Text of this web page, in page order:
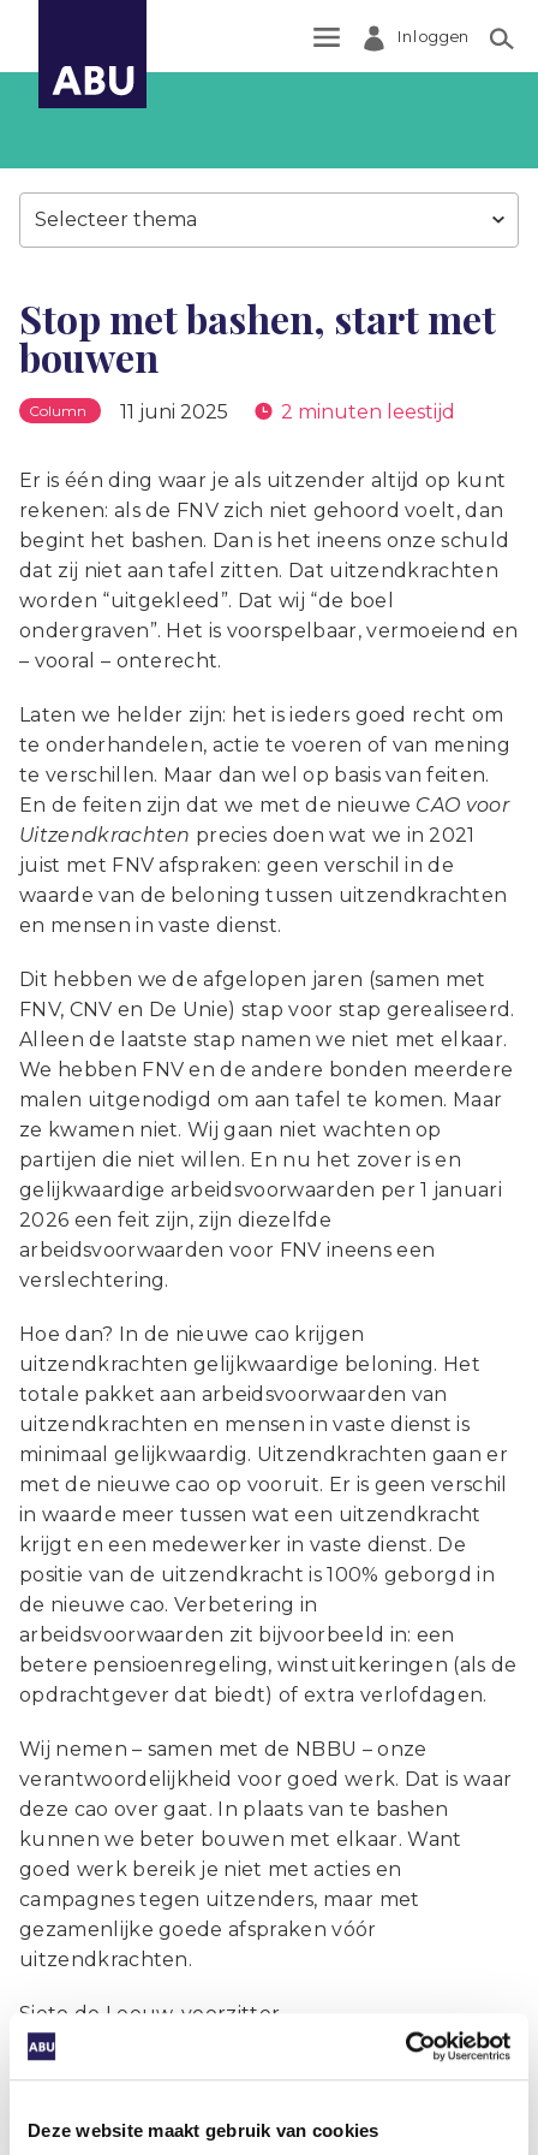
Deze website maakt gebruik van cookies
Inloggen
Selecteer thema
Stop met bashen, start met
bouwen
Column 11 juni 2025 2 minuten leestijd
Er is één ding waar je als uitzender altijd op kunt
rekenen: als de FNV zich niet gehoord voelt, dan
begint het bashen. Dan is het ineens onze schuld
dat zij niet aan tafel zitten. Dat uitzendkrachten
worden “uitgekleed”. Dat wij “de boel
ondergraven”. Het is voorspelbaar, vermoeiend en
– vooral – onterecht.
Laten we helder zijn: het is ieders goed recht om
te onderhandelen, actie te voeren of van mening
te verschillen. Maar dan wel op basis van feiten.
En de feiten zijn dat we met de nieuwe CAO voor
Uitzendkrachten precies doen wat we in 2021
juist met FNV afspraken: geen verschil in de
waarde van de beloning tussen uitzendkrachten
en mensen in vaste dienst.
Dit hebben we de afgelopen jaren (samen met
FNV, CNV en De Unie) stap voor stap gerealiseerd.
Alleen de laatste stap namen we niet met elkaar.
We hebben FNV en de andere bonden meerdere
malen uitgenodigd om aan tafel te komen. Maar
ze kwamen niet. Wij gaan niet wachten op
partijen die niet willen. En nu het zover is en
gelijkwaardige arbeidsvoorwaarden per 1 januari
2026 een feit zijn, zijn diezelfde
arbeidsvoorwaarden voor FNV ineens een
verslechtering.
Hoe dan? In de nieuwe cao krijgen
uitzendkrachten gelijkwaardige beloning. Het
totale pakket aan arbeidsvoorwaarden van
uitzendkrachten en mensen in vaste dienst is
minimaal gelijkwaardig. Uitzendkrachten gaan er
met de nieuwe cao op vooruit. Er is geen verschil
in waarde meer tussen wat een uitzendkracht
krijgt en een medewerker in vaste dienst. De
positie van de uitzendkracht is 100% geborgd in
de nieuwe cao. Verbetering in
arbeidsvoorwaarden zit bijvoorbeeld in: een
betere pensioenregeling, winstuitkeringen (als de
opdrachtgever dat biedt) of extra verlofdagen.
Wij nemen – samen met de NBBU – onze
verantwoordelijkheid voor goed werk. Dat is waar
deze cao over gaat. In plaats van te bashen
kunnen we beter bouwen met elkaar. Want
goed werk bereik je niet met acties en
campagnes tegen uitzenders, maar met
gezamenlijke goede afspraken vóór
uitzendkrachten.
Sieto de Leeuw, voorzitter
Jurriën Koops, directeur
Auteur